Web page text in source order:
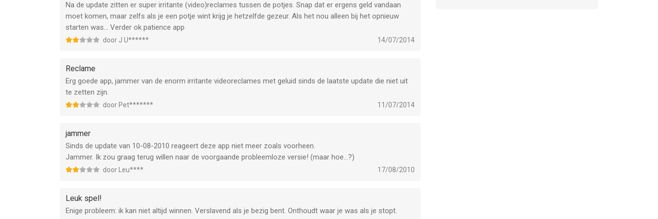
Na de update zitten er super irritante (video)reclames tussen de potjes. Snap dat er ergens geld vandaan
moet komen, maar zelfs als je een potje wint krijg je hetzelfde gezeur. Als het nou alleen bij het opnieuw
starten was... Verder ok patience app
door J U****** 14/07/2014
Reclame
Erg goede app, jammer van de enorm irritante videoreclames met geluid sinds de laatste update die niet uit
te zetten zijn.
door Pet******* 11/07/2014
jammer
Sinds de update van 10-08-2010 reageert deze app niet meer zoals voorheen.
Jammer. Ik zou graag terug willen naar de voorgaande probleemloze versie! (maar hoe...?)
door Leu**** 17/08/2010
Leuk spel!
Enige probleem: ik kan niet altijd winnen. Verslavend als je bezig bent. Onthoudt waar je was als je stopt.